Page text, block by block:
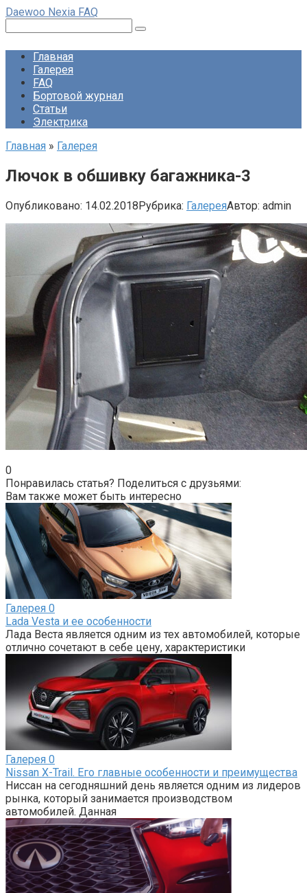
Перейти
контенту
Daewoo Nexia FAQ
Главная
Галерея
FAQ
Бортовой журнал
Статьи
Электрика
Главная » Галерея
Лючок в обшивку багажника-3
Опубликовано: 14.02.2018Рубрика: ГалереяАвтор: admin
0
Понравилась статья? Поделиться с друзьями:
Вам также может быть интересно
Галерея 0
Lada Vesta и ее особенности
Лада Веста является одним из тех автомобилей, которые
отлично сочетают в себе цену, характеристики
Галерея 0
Nissan X-Trail. Его главные особенности и преимущества
Ниссан на сегодняшний день является одним из лидеров
рынка, который занимается производством
автомобилей. Данная